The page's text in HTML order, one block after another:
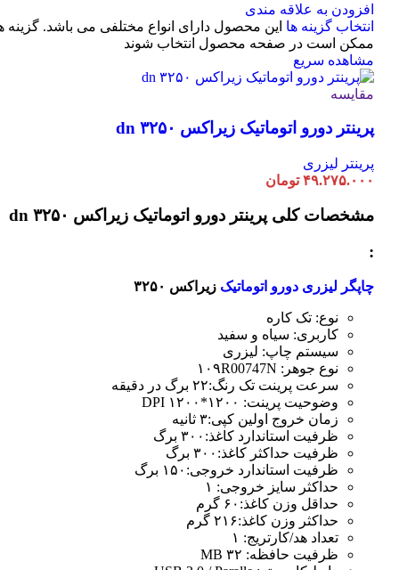
افزودن به علاقه مندی
انتخاب گزینه ها این محصول دارای انواع مختلفی می باشد. گزینه
ممکن است در صفحه محصول انتخاب شوند
مشاهده سریع
مقایسه
پرینتر دورو اتوماتیک زیراکس dn ۳۲۵۰
پرینتر لیزری
۴۹.۲۷۵.۰۰۰ تومان
مشخصات کلی پرینتر دورو اتوماتیک زیراکس dn ۳۲۵۰
:
چاپگر لیزری دورو اتوماتیک زیراکس ۳۲۵۰
نوع: تک کاره
کاربری: سیاه و سفید
سیستم چاپ: لیزری
نوع جوهر: ۱۰۹R00747N
سرعت پرینت تک رنگ:۲۲ برگ در دقیقه
وضوحیت پرینت: ۱۲۰۰*۱۲۰۰ DPI
زمان خروج اولین کپی:۳ ثانیه
ظرفیت استاندارد کاغذ:۳۰۰ برگ
ظرفیت حداکثر کاغذ:۳۰۰ برگ
ظرفیت استاندارد خروجی:۱۵۰ برگ
حداکثر سایز خروجی: ۱
حداقل وزن کاغذ:۶۰ گرم
حداکثر وزن کاغذ:۲۱۶ گرم
تعداد هد/کارتریج: ۱
ظرفیت حافظه: ۳۲ MB